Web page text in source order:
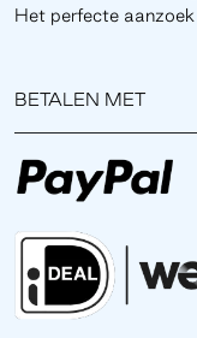
Het perfecte aanzoek
BETALEN MET